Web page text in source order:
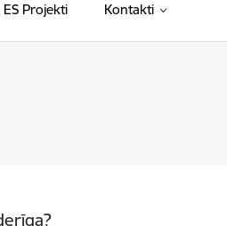
ES Projekti Kontakti